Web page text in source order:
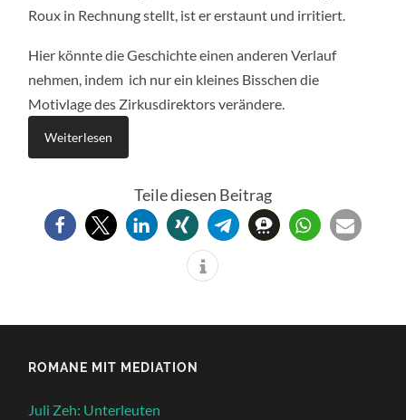
Roux in Rechnung stellt, ist er erstaunt und irritiert.
Hier könnte die Geschichte einen anderen Verlauf
nehmen, indem ich nur ein kleines Bisschen die
Motivlage des Zirkusdirektors verändere.
Weiterlesen
Teile diesen Beitrag
ROMANE MIT MEDIATION
Juli Zeh: Unterleuten